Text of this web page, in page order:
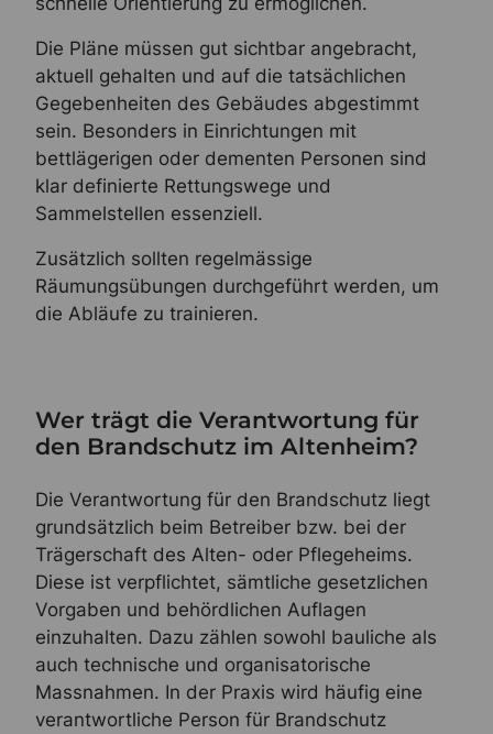
Die Pläne müssen gut sichtbar angebracht,
aktuell gehalten und auf die tatsächlichen
Gegebenheiten des Gebäudes abgestimmt
sein. Besonders in Einrichtungen mit
bettlägerigen oder dementen Personen sind
klar definierte Rettungswege und
Sammelstellen essenziell.
Zusätzlich sollten regelmässige
Räumungsübungen durchgeführt werden, um
die Abläufe zu trainieren.
Wer trägt die Verantwortung für
den Brandschutz im Altenheim?
Die Verantwortung für den Brandschutz liegt
grundsätzlich beim Betreiber bzw. bei der
Trägerschaft des Alten- oder Pflegeheims.
Diese ist verpflichtet, sämtliche gesetzlichen
Vorgaben und behördlichen Auflagen
einzuhalten. Dazu zählen sowohl bauliche als
auch technische und organisatorische
Massnahmen. In der Praxis wird häufig eine
verantwortliche Person für Brandschutz